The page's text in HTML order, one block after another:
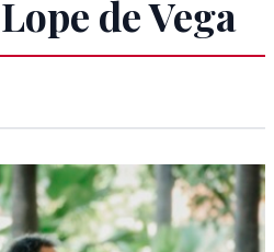
de Vega